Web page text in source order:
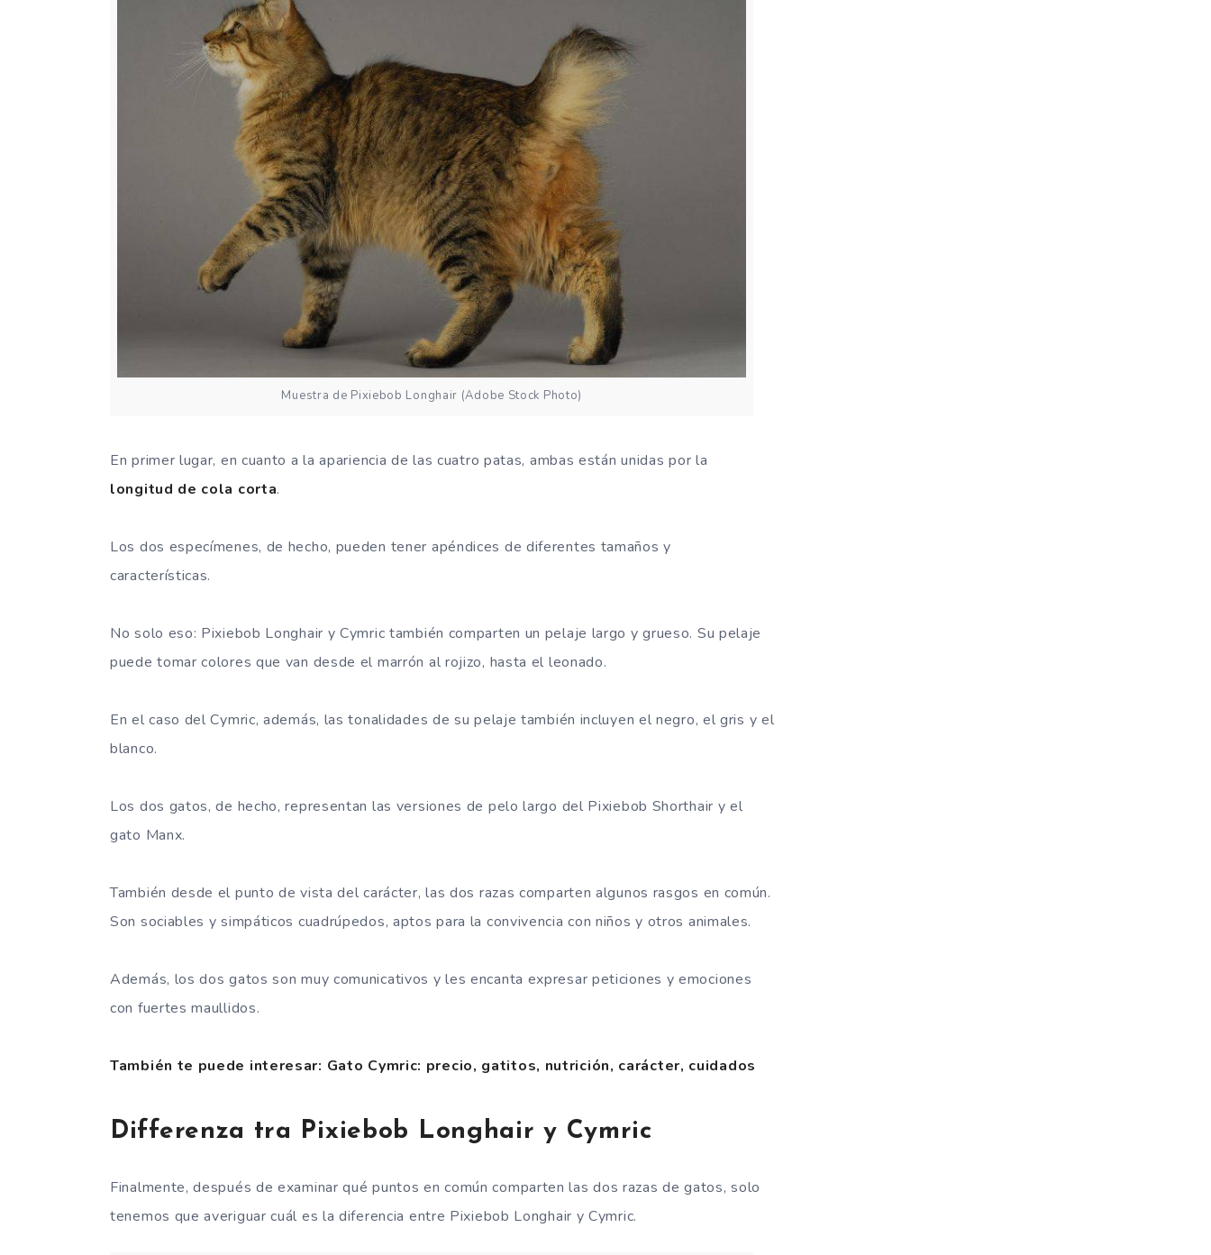
Muestra de Pixiebob Longhair (Adobe Stock Photo)
En primer lugar, en cuanto a la apariencia de las cuatro patas, ambas están unidas por la
longitud de cola corta.
Los dos especímenes, de hecho, pueden tener apéndices de diferentes tamaños y
características.
No solo eso: Pixiebob Longhair y Cymric también comparten un pelaje largo y grueso. Su pelaje
puede tomar colores que van desde el marrón al rojizo, hasta el leonado.
En el caso del Cymric, además, las tonalidades de su pelaje también incluyen el negro, el gris y el
blanco.
Los dos gatos, de hecho, representan las versiones de pelo largo del Pixiebob Shorthair y el
gato Manx.
También desde el punto de vista del carácter, las dos razas comparten algunos rasgos en común.
Son sociables y simpáticos cuadrúpedos, aptos para la convivencia con niños y otros animales.
Además, los dos gatos son muy comunicativos y les encanta expresar peticiones y emociones
con fuertes maullidos.
También te puede interesar: Gato Cymric: precio, gatitos, nutrición, carácter, cuidados
Differenza tra Pixiebob Longhair y Cymric
Finalmente, después de examinar qué puntos en común comparten las dos razas de gatos, solo
tenemos que averiguar cuál es la diferencia entre Pixiebob Longhair y Cymric.